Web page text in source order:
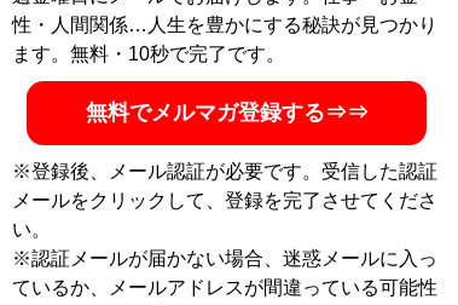
性・人間関係…人生を豊かにする秘訣が見つかり
ます。無料・10秒で完了です。
無料でメルマガ登録する⇒⇒
※登録後、メール認証が必要です。受信した認証
メールをクリックして、登録を完了させてくださ
い。
※認証メールが届かない場合、迷惑メールに入っ
ているか、メールアドレスが間違っている可能性